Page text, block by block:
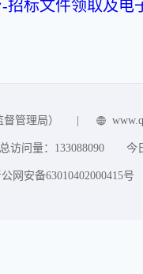
标文件领取及电
管理局）
总访问量： 133088090 今
网安备63010402000415号